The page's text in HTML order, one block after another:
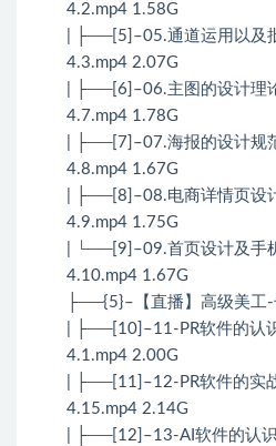
4.2.mp4 1.58G
| ├──[5]–05.通道运用以及
4.3.mp4 2.07G
| ├──[6]–06.主图的设计理
4.7.mp4 1.78G
| ├──[7]–07.海报的设计规
4.8.mp4 1.67G
| ├──[8]–08.电商详情页设
4.9.mp4 1.75G
| └──[9]–09.首页设计及手
4.10.mp4 1.67G
├──{5}–【直播】高级美工
| ├──[10]–11-PR软件的认
4.1.mp4 2.00G
| ├──[11]–12-PR软件的实
4.15.mp4 2.14G
| ├──[12]–13-AI软件的认